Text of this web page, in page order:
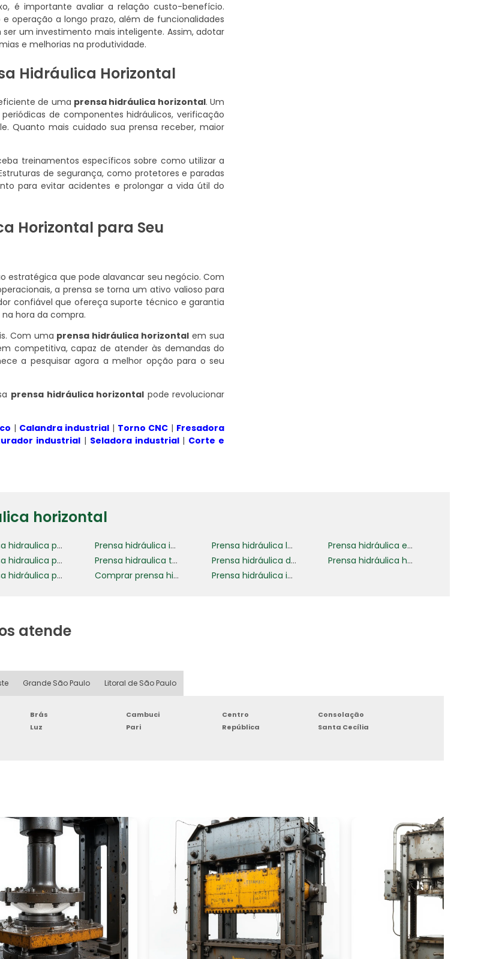
é importante avaliar a relação custo-benefício.
operação a longo prazo, além de funcionalidades
um investimento mais inteligente. Assim, adotar
e melhorias na produtividade.
Hidráulica Horizontal
de uma prensa hidráulica horizontal. Um
de componentes hidráulicos, verificação
Quanto mais cuidado sua prensa receber, maior
treinamentos específicos sobre como utilizar a
de segurança, como protetores e paradas
para evitar acidentes e prolongar a vida útil do
Horizontal para Seu
estratégica que pode alavancar seu negócio. Com
a prensa se torna um ativo valioso para
confiável que ofereça suporte técnico e garantia
hora da compra.
Com uma prensa hidráulica horizontal em sua
competitiva, capaz de atender às demandas do
a pesquisar agora a melhor opção para o seu
prensa hidráulica horizontal pode revolucionar
| Calandra industrial| Torno CNC | Fresadora
industrial| Seladora industrial| Corte e
horizontal
Prensa hidraulica pneumática Prensa hidráulica industrial preço Prensa hidráulica loja do mecânico
Prensa hidráulica enfardadeira para reciclagem
Prensa hidraulica para latas de aluminio Prensa hidraulica térmica Prensa hidráulica de mesa
Prensa hidráulica horizontal
Prensa hidráulica para reciclagem de alumínio Comprar prensa hidráulica para indústria Prensa hidráulica industrial alta performance
atende
Grande São Paulo Litoral de São Paulo
Brás Cambuci Centro
Consolação
Luz Pari República
Santa Cecília